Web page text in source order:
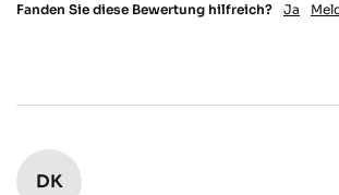
Fanden Sie diese Bewertung hilfreich? Ja
DK